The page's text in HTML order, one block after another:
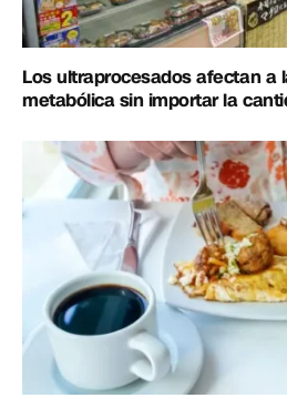
Los ultraprocesados afectan a
metabólica sin importar la